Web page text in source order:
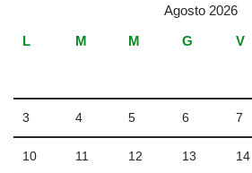
Agosto 2026
L
M M G V
3 4 5 6 7
10 11 12 13 14